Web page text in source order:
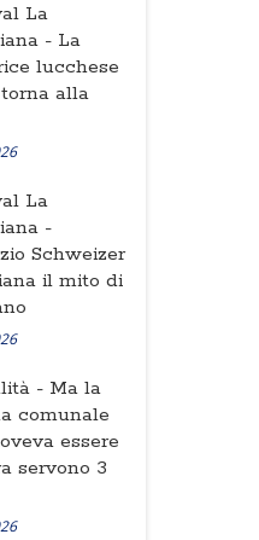
La
- La
lucchese
alla
La
-
Schweizer
il mito di
- Ma la
comunale
essere
servono 3